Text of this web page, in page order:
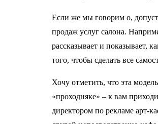
Если же мы говорим о,
продаж услуг салона.
рассказывает и показывает,
того, чтобы сделать все
Хочу отметить, что эта
«проходняке» – к вам
директором по рекламе арт-